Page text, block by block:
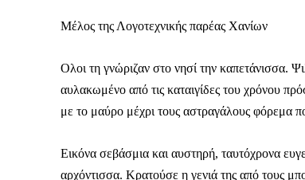
Μέλος της Λογοτεχνικής παρέας Χανίων
Ολοι τη γνώριζαν στο νησί την καπετάνισσα.
αυλακωμένο από τις καταιγίδες του χρόνου
με το μαύρο μέχρι τους αστραγάλους φόρεμα
Εικόνα σεβάσμια και αυστηρή, ταυτόχρονα
αρχόντισσα. Κρατούσε η γενιά της από τους